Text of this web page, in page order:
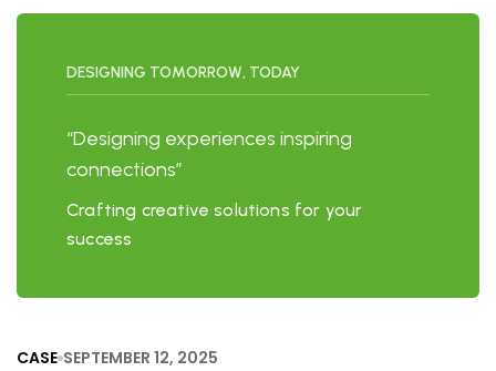
DESIGNING TOMORROW, TODAY
“Designing experiences inspiring
connections”
Crafting creative solutions for your
success
CASE SEPTEMBER 12, 2025